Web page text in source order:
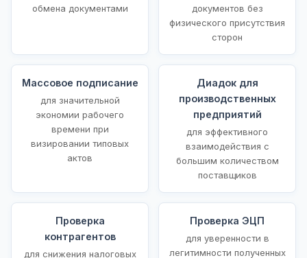
обмена документами
документов без
физического присутствия
сторон
Массовое подписание
для значительной
экономии рабочего
времени при
визировании типовых
актов
Диадок для
производственных
предприятий
для эффективного
взаимодействия с
большим количеством
поставщиков
Проверка
контрагентов
для снижения налоговых
Проверка ЭЦП
для уверенности в
легитимности полученных